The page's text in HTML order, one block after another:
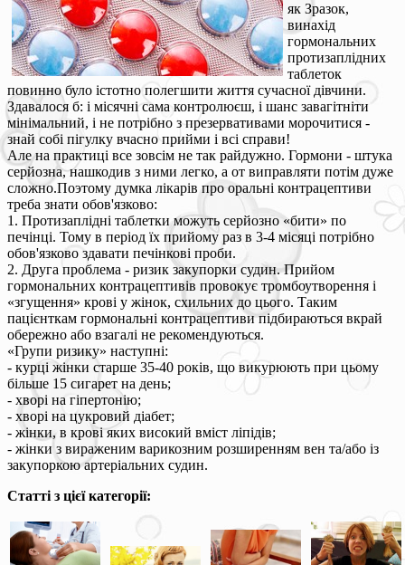
як Зразок,
винахід
гормональних
протизаплідних
таблеток
повинно було істотно полегшити життя сучасної дівчини.
Здавалося б: і місячні сама контролюєш, і шанс завагітніти
мінімальний, і не потрібно з презервативами морочитися -
знай собі пігулку вчасно прийми і всі справи!
Але на практиці все зовсім не так райдужно. Гормони - штука
серйозна, нашкодив з ними легко, а от виправляти потім дуже
сложно.Поэтому думка лікарів про оральні контрацептиви
треба знати обов'язково:
1. Протизаплідні таблетки можуть серйозно «бити» по
печінці. Тому в період їх прийому раз в 3-4 місяці потрібно
обов'язково здавати печінкові проби.
2. Друга проблема - ризик закупорки судин. Прийом
гормональних контрацептивів провокує тромбоутворення і
«згущення» крові у жінок, схильних до цього. Таким
пацієнткам гормональні контрацептиви підбираються вкрай
обережно або взагалі не рекомендуються.
«Групи ризику» наступні:
- курці жінки старше 35-40 років, що викурюють при цьому
більше 15 сигарет на день;
- хворі на гіпертонію;
- хворі на цукровий діабет;
- жінки, в крові яких високий вміст ліпідів;
- жінки з вираженим варикозним розширенням вен та/або із
закупоркою артеріальних судин.
Статті з цієї категорії: